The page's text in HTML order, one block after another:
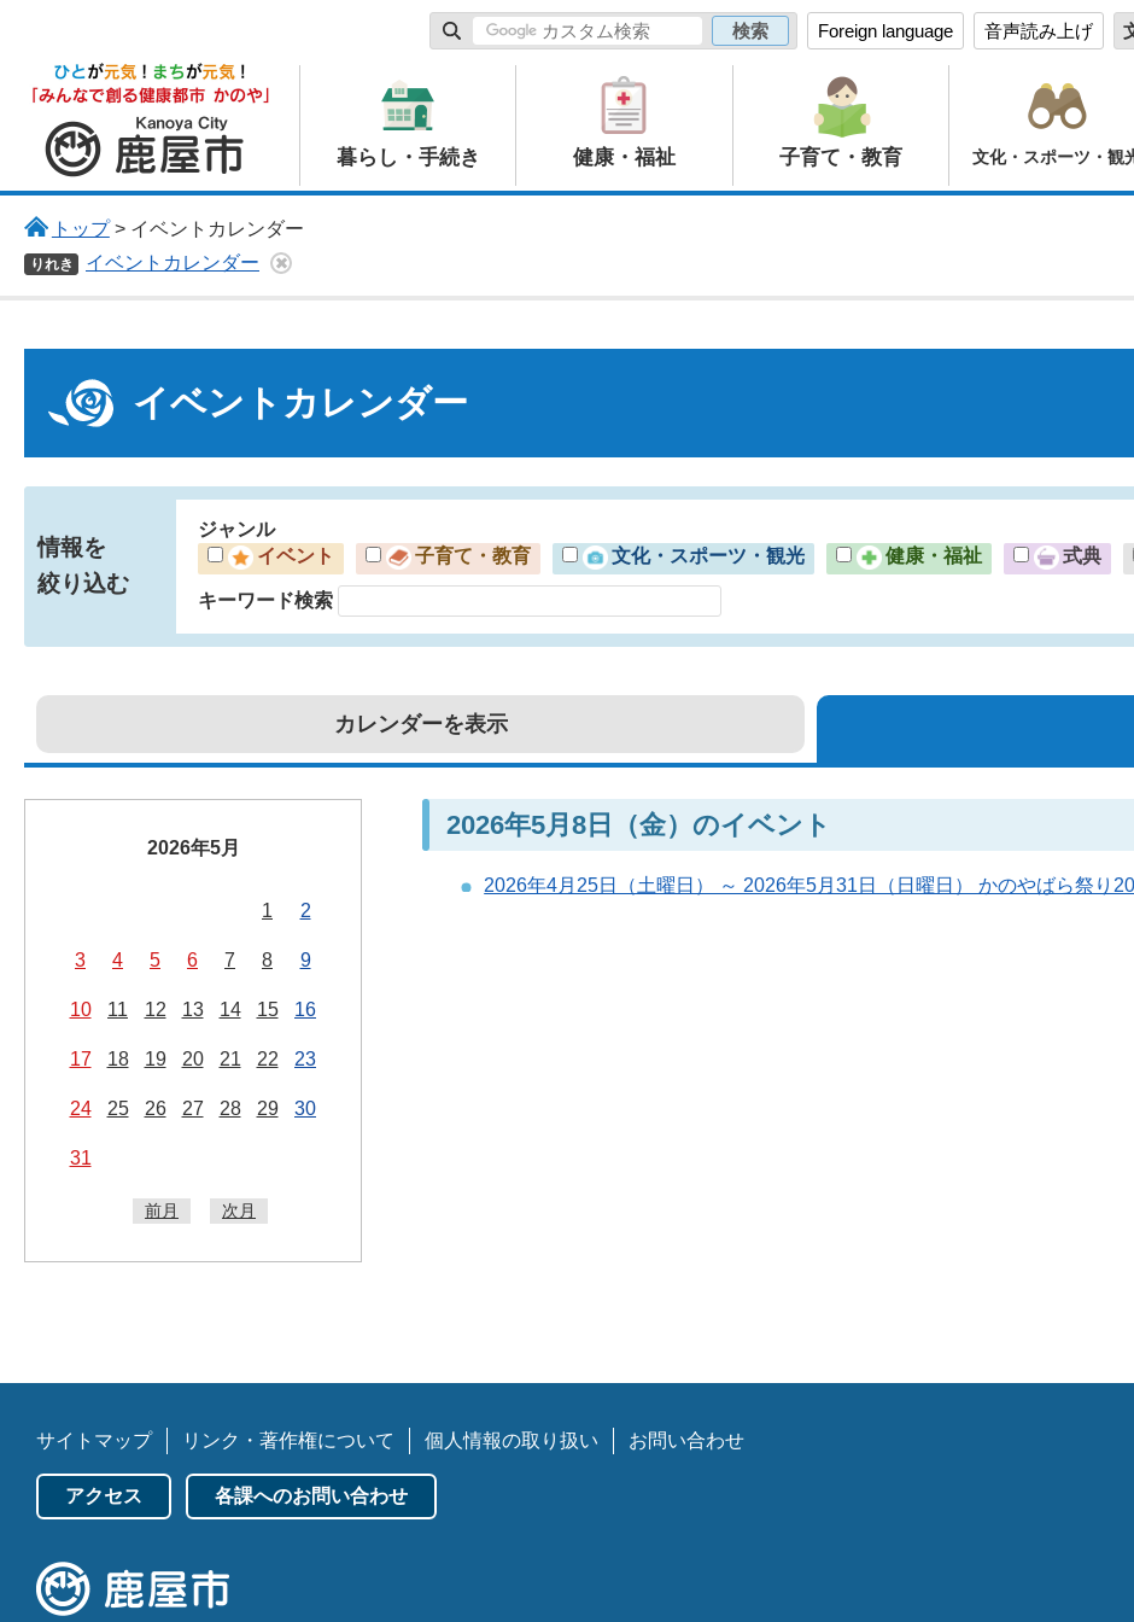
Foreign language 音声読み上げ
鹿屋市
暮らし・手続き 健康・福祉 子育て・教育 文化・スポーツ・観
トップ> イベントカレンダー
りれき イベントカレンダー
イベントカレンダー
情報を
絞り込む
ジャンル
イベント
子育て・教育 文化・スポーツ・観光 健康・福祉 式典
キーワード検索
カレンダーを表示
2026年5月
1 2
3 4 5 6 7 8 9
10 11 12 13 14 15 16
17 18 19 20 21 22 23
24 25 26 27 28 29 30
31
前月 次月
2026年5月8日（金）のイベント
2026年4月25日（土曜日） ～ 2026年5月31日（日曜日） かのやばら祭り
サイトマップ リンク・著作権について 個人情報の取り扱い お問い合わせ
アクセス 各課へのお問い合わせ